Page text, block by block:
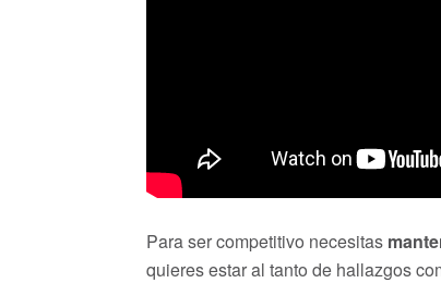
Para ser competitivo necesitas
quieres estar al tanto de hallazgos